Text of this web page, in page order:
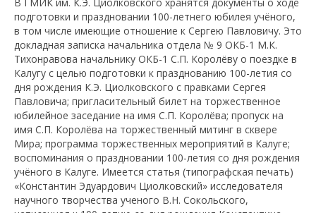
подготовки и праздновании 100-летнего юбилея учёного,
в том числе имеющие отношение к Сергею Павловичу. Это
докладная записка начальника отдела № 9 ОКБ-1 М.К.
Тихонравова начальнику ОКБ-1 С.П. Королёву о поездке в
Калугу с целью подготовки к празднованию 100-летия со
дня рождения К.Э. Циолковского с правками Сергея
Павловича; пригласительный билет на торжественное
юбилейное заседание на имя С.П. Королёва; пропуск на
имя С.П. Королёва на торжественный митинг в сквере
Мира; программа торжественных мероприятий в Калуге;
воспоминания о праздновании 100-летия со дня рождения
учёного в Калуге. Имеется статья (типографская печать)
«Константин Эдуардович Циолковский» исследователя
научного творчества ученого В.Н. Сокольского,